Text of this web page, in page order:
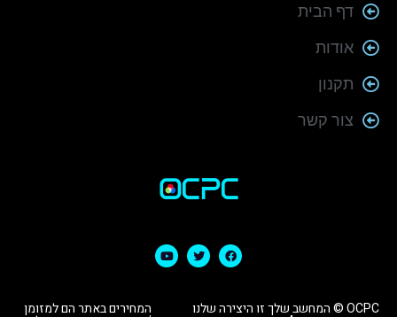
דף הבית
אודות
תקנון
צור קשר
OCPC © המחשב שלך זו היצירה שלנו המחירים באתר הם למזומן